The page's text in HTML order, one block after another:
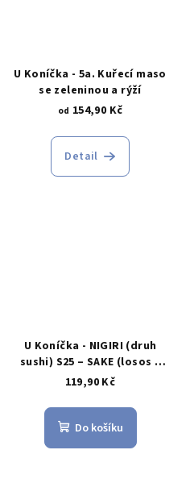
U Koníčka - 5a. Kuřecí maso
se zeleninou a rýží
od 154,90 Kč
Detail
U Koníčka - NIGIRI (druh
sushi) S25 – SAKE (losos 2
ks)
119,90 Kč
Do košíku